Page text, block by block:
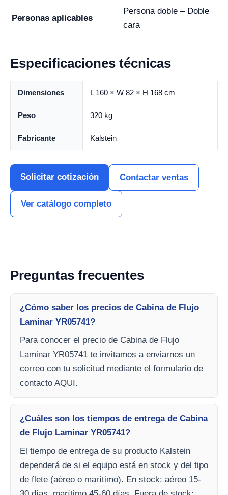
Personas aplicables
Persona doble – Doble
cara
Especificaciones técnicas
Dimensiones L 160 × W 82 × H 168 cm
Peso 320 kg
Fabricante Kalstein
Solicitar cotización Contactar ventas
Ver catálogo completo
Preguntas frecuentes
¿Cómo saber los precios de Cabina de Flujo
Laminar YR05741?
Para conocer el precio de Cabina de Flujo
Laminar YR05741 te invitamos a enviarnos un
correo con tu solicitud mediante el formulario de
contacto AQUI.
¿Cuáles son los tiempos de entrega de Cabina
de Flujo Laminar YR05741?
El tiempo de entrega de su producto Kalstein
dependerá de si el equipo está en stock y del tipo
de flete (aéreo o marítimo). En stock: aéreo 15-